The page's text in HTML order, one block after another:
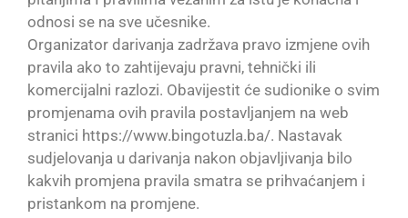
odnosi se na sve učesnike.
Organizator darivanja zadržava pravo izmjene ovih
pravila ako to zahtijevaju pravni, tehnički ili
komercijalni razlozi. Obavijestit će sudionike o svim
promjenama ovih pravila postavljanjem na web
stranici https://www.bingotuzla.ba/. Nastavak
sudjelovanja u darivanja nakon objavljivanja bilo
kakvih promjena pravila smatra se prihvaćanjem i
pristankom na promjene.